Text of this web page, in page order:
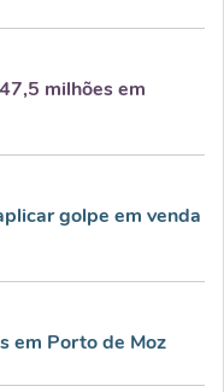
milhões em
golpe em venda
em Porto de Moz